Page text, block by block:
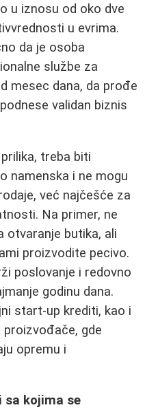
u iznosu od oko dve
u evrima.
da je osoba
službe za
mesec dana, da prođe
validan biznis
treba biti
namenska i ne mogu
već najčešće za
Na primer, ne
otvaranje butika, ali
proizvodite pecivo.
poslovanje i redovno
godinu dana.
start-up krediti, kao i
gde
opremu i
sa kojima se